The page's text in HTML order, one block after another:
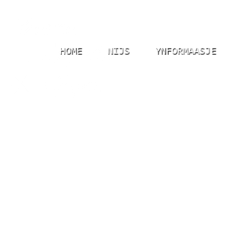
HOME NIJS YNFORMAASJE